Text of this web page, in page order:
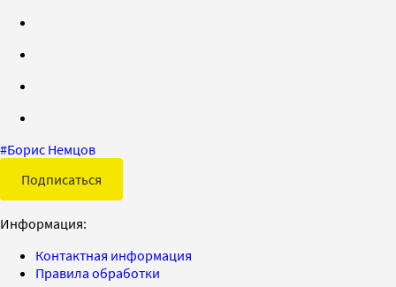
#Борис Немцов
Подписаться
Информация:
Контактная информация
Правила обработки